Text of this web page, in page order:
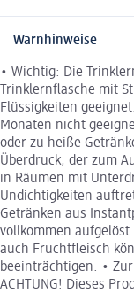
Warnhinweise
• Wichtig: Die
Trinklernflasche mit
Flüssigkeiten
Monaten nicht
oder zu heiße
Überdruck, der zum
in Räumen mit
Undichtigkeiten
Getränken aus
vollkommen aufgelöst
auch Fruchtfleisch
beeinträchtigen. •
ACHTUNG! Dieses